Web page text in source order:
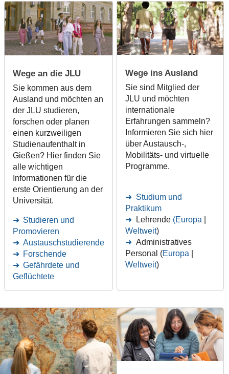
Wege an die JLU
Sie kommen aus dem
Ausland und möchten an
der JLU studieren,
forschen oder planen
einen kurzweiligen
Studienaufenthalt in
Gießen? Hier finden Sie
alle wichtigen
Informationen für die
erste Orientierung an der
Universität.
Studieren und
Promovieren
Austauschstudierende
Forschende
Gefährdete und
Geflüchtete
Wege ins Ausland
Sie sind Mitglied der
JLU und möchten
internationale
Erfahrungen sammeln?
Informieren Sie sich hier
über Austausch-,
Mobilitäts- und virtuelle
Programme.
Studium und
Praktikum
Lehrende (Europa
Weltweit)
Administratives
Personal (Europa
Weltweit)